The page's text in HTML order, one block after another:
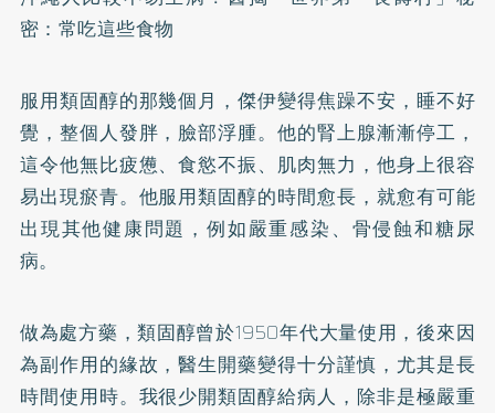
密：常吃這些食物
服用類固醇的那幾個月，傑伊變得焦躁不安，睡不好
覺，整個人發胖，臉部浮腫。他的腎上腺漸漸停工，
這令他無比疲憊、食慾不振、肌肉無力，他身上很容
易出現瘀青。他服用類固醇的時間愈長，就愈有可能
出現其他健康問題，例如嚴重感染、骨侵蝕和糖尿
病。
做為處方藥，類固醇曾於1950年代大量使用，後來因
為副作用的緣故，醫生開藥變得十分謹慎，尤其是長
時間使用時。我很少開類固醇給病人，除非是極嚴重